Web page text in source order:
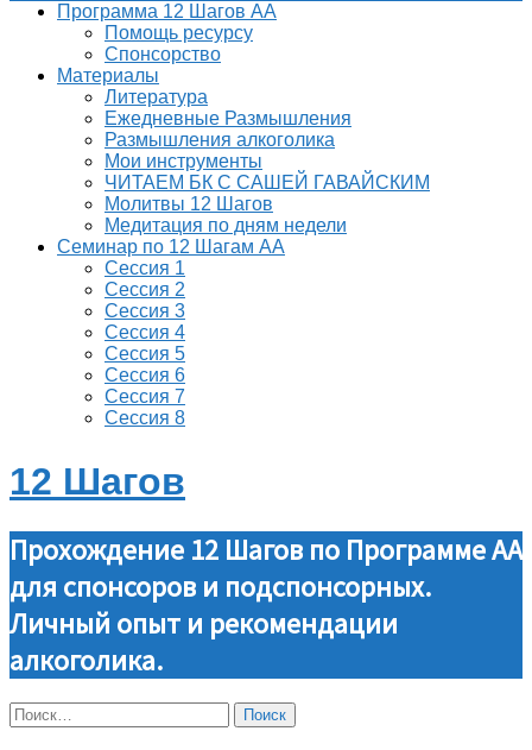
Программа 12 Шагов АА
Помощь ресурсу
Спонсорство
Материалы
Литература
Ежедневные Размышления
Размышления алкоголика
Мои инструменты
ЧИТАЕМ БК С САШЕЙ ГАВАЙСКИМ
Молитвы 12 Шагов
Медитация по дням недели
Семинар по 12 Шагам АА
Сессия 1
Сессия 2
Сессия 3
Сессия 4
Сессия 5
Сессия 6
Сессия 7
Сессия 8
12 Шагов
Прохождение 12 Шагов по Программе АА
для спонсоров и подспонсорных.
Личный опыт и рекомендации
алкоголика.
Найти: